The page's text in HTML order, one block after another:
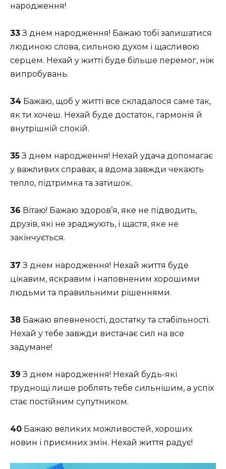
народження!
33З днем народження! Бажаю тобі залишатися
людиною слова, сильною духом і щасливою
серцем. Нехай у житті буде більше перемог, ніж
випробувань.
34 Бажаю, щоб у житті все складалося саме так,
як ти хочеш. Нехай буде достаток, гармонія й
внутрішній спокій.
35З днем народження! Нехай удача допомагає
у важливих справах, а вдома завжди чекають
тепло, підтримка та затишок.
36 Вітаю! Бажаю здоров’я, яке не підводить,
друзів, які не зраджують, і щастя, яке не
закінчується.
37 З днем народження! Нехай життя буде
цікавим, яскравим і наповненим хорошими
людьми та правильними рішеннями.
38 Бажаю впевненості, достатку та стабільності.
Нехай у тебе завжди вистачає сил на все
задумане!
39 З днем народження! Нехай будь-які
труднощі лише роблять тебе сильнішим, а успіх
стає постійним супутником.
40 Бажаю великих можливостей, хороших
новин і приємних змін. Нехай життя радує!